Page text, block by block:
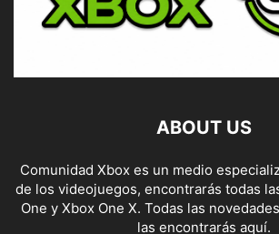
ABOUT US
Comunidad Xbox es un medio
de los videojuegos, encontrarás todas
One y Xbox One X. Todas las
las encontrarás aquí.